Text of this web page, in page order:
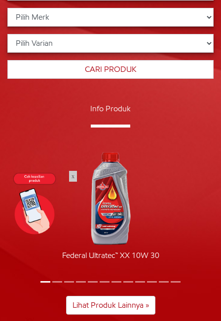
Info Produk
Federal Ultratec™ XX 10W 30
Lihat Produk Lainnya »
x